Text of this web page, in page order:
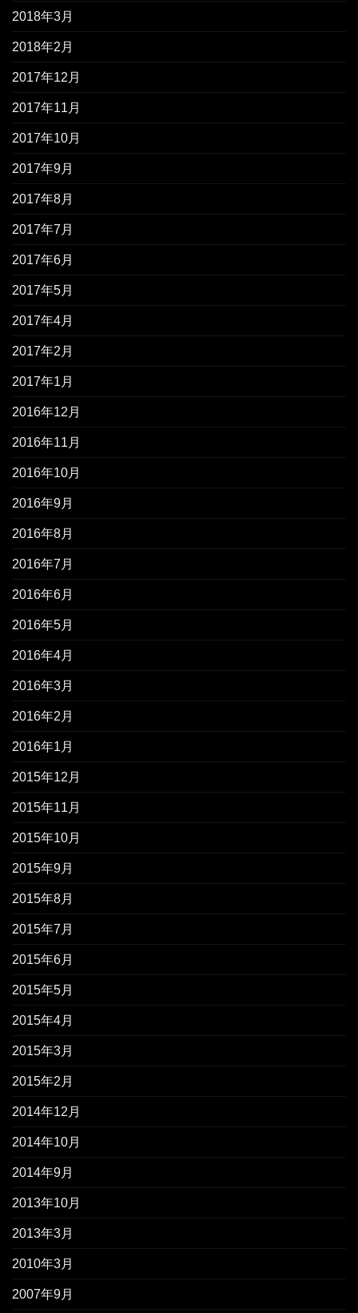
2018年3月
2018年2月
2017年12月
2017年11月
2017年10月
2017年9月
2017年8月
2017年7月
2017年6月
2017年5月
2017年4月
2017年2月
2017年1月
2016年12月
2016年11月
2016年10月
2016年9月
2016年8月
2016年7月
2016年6月
2016年5月
2016年4月
2016年3月
2016年2月
2016年1月
2015年12月
2015年11月
2015年10月
2015年9月
2015年8月
2015年7月
2015年6月
2015年5月
2015年4月
2015年3月
2015年2月
2014年12月
2014年10月
2014年9月
2013年10月
2013年3月
2010年3月
2007年9月